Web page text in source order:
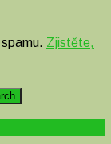
Zjistěte,